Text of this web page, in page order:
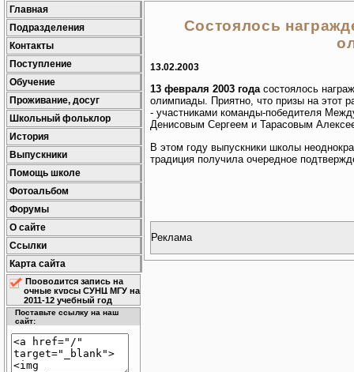
Главная
Подразделения
Контакты
Поступление
Обучение
Проживание, досуг
Школьный фольклор
История
Выпускники
Помощь школе
Фотоальбом
Форумы
О сайте
Ссылки
Карта сайта
Проводится запись на
очные курсы СУНЦ МГУ на
2011-12 учебный год
Поставьте ссылку на наш
сайт:
Состоялось
13.02.2003
13 февраля 2003 годасостоялось
олимпиады. Приятно, что призы на этот
- участниками команды-победителя
Денисовым Сергеем и Тарасовым
В этом году выпускники школы
традиция получила очередное
Реклама